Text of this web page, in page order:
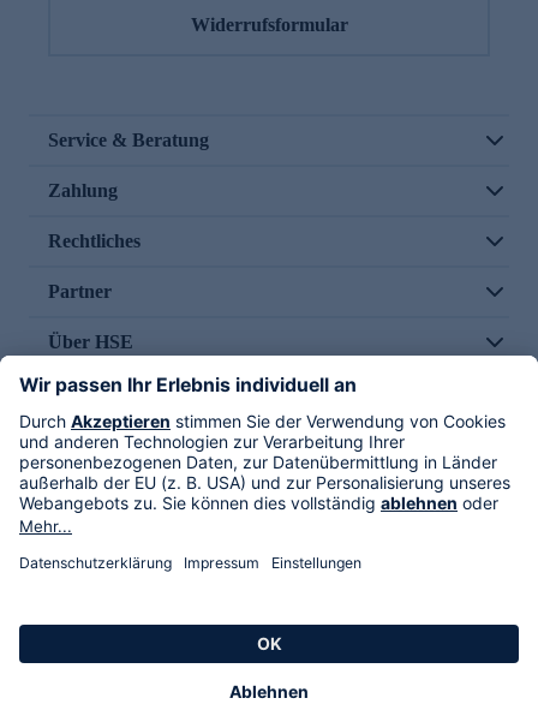
Widerrufsformular
Service & Beratung
Zahlung
Rechtliches
Partner
Über HSE
Im TV
HSE International